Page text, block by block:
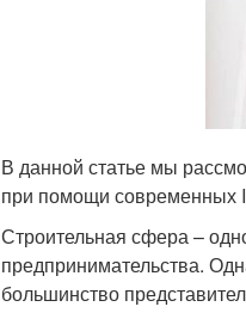
В данной статье мы
при помощи современных
Строительная сфера –
предпринимательства.
большинство